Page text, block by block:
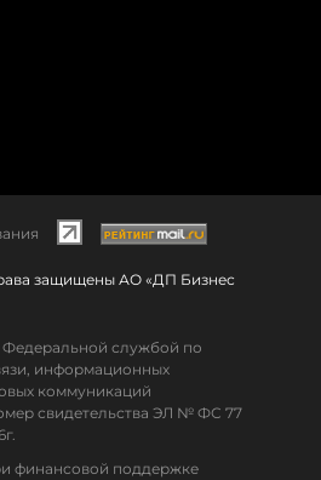
защищены АО «ДП Бизнес
Федеральной службой по
информационных
коммуникаций
свидетельства ЭЛ № ФС 77
финансовой поддержке